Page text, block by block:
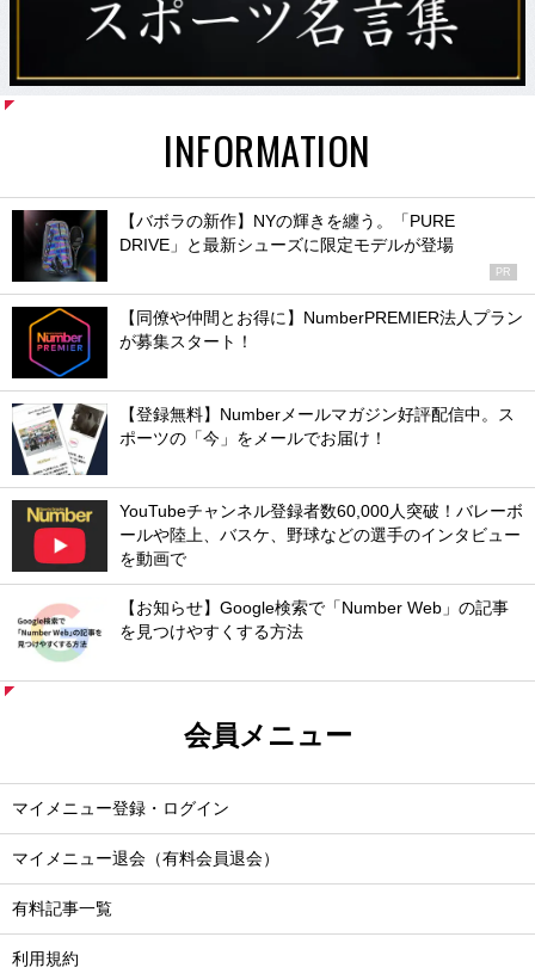
INFORMATION
【バボラの新作】NYの輝きを纏う。「PURE
DRIVE」と最新シューズに限定モデルが登場
PR
【同僚や仲間とお得に】NumberPREMIER法人プラン
が募集スタート！
【登録無料】Numberメールマガジン好評配信中。ス
ポーツの「今」をメールでお届け！
YouTubeチャンネル登録者数60,000人突破！バレーボ
ールや陸上、バスケ、野球などの選手のインタビュー
を動画で
【お知らせ】Google検索で「Number Web」の記事
を見つけやすくする方法
会員メニュー
マイメニュー登録・ログイン
マイメニュー退会（有料会員退会）
有料記事一覧
利用規約